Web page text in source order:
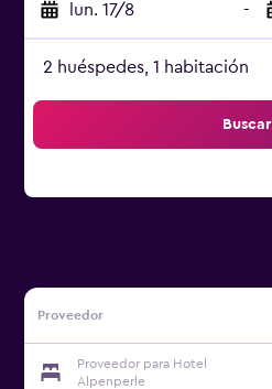
lun. 17/8 -
2 huéspedes, 1 habitación
Buscar
Proveedor
Proveedor para Hotel
Alpenperle